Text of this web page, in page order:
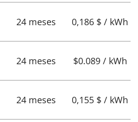
24 meses 0,186 $ / kWh
24 meses $0.089 / kWh
24 meses 0,155 $ / kWh